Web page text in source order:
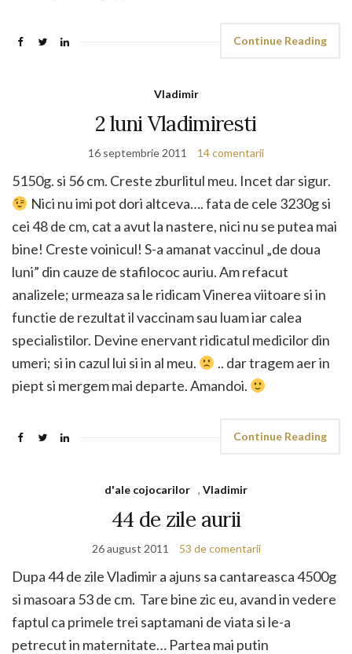
Continue Reading
Vladimir
2 luni Vladimiresti
16 septembrie 2011 14 comentarii
5150g. si 56 cm. Creste zburlitul meu. Incet dar sigur.
Nici nu imi pot dori altceva…. fata de cele 3230g si
cei 48 de cm, cat a avut la nastere, nici nu se putea mai
bine! Creste voinicul! S-a amanat vaccinul „de doua
luni” din cauze de stafilococ auriu. Am refacut
analizele; urmeaza sa le ridicam Vinerea viitoare si in
functie de rezultat il vaccinam sau luam iar calea
specialistilor. Devine enervant ridicatul medicilor din
umeri; si in cazul lui si in al meu.
.. dar tragem aer in
piept si mergem mai departe. Amandoi.
Continue Reading
d'ale cojocarilor , Vladimir
44 de zile aurii
26 august 2011 53 de comentarii
Dupa 44 de zile Vladimir a ajuns sa cantareasca 4500g
si masoara 53 de cm. Tare bine zic eu, avand in vedere
faptul ca primele trei saptamani de viata si le-a
petrecut in maternitate… Partea mai putin